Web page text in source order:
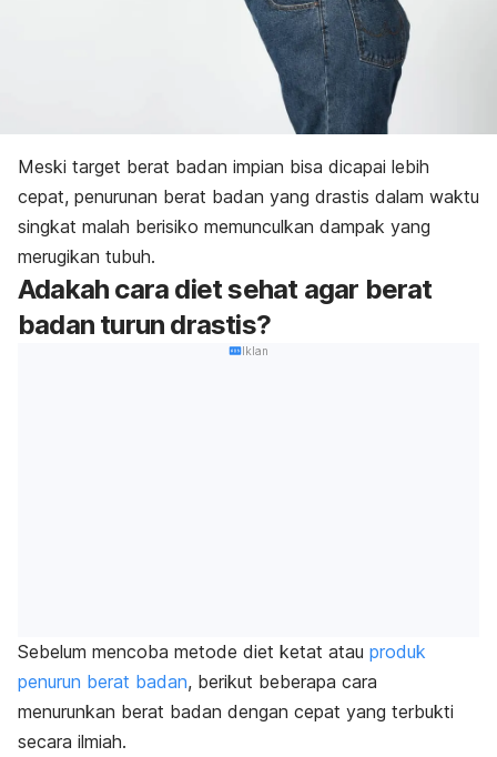
Meski target berat badan impian bisa dicapai lebih
cepat, penurunan berat badan yang drastis dalam waktu
singkat malah berisiko memunculkan dampak yang
merugikan tubuh.
Adakah cara diet sehat agar berat
badan turun drastis?
Iklan
Sebelum mencoba metode diet ketat atau produk
penurun berat badan, berikut beberapa cara
menurunkan berat badan dengan cepat yang terbukti
secara ilmiah.